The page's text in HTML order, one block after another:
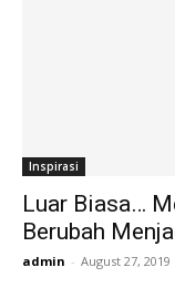
Inspirasi
Luar Biasa…
Berubah
admin - August 27, 2019